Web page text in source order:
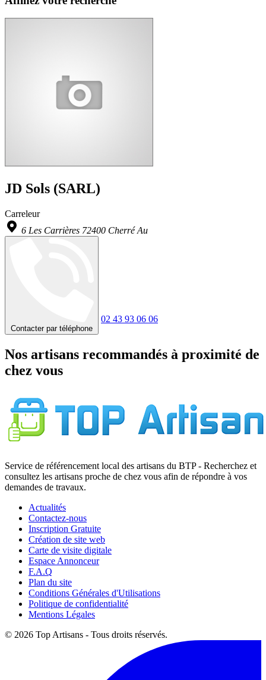
JD Sols (SARL)
Carreleur
6 Les Carrières 72400 Cherré Au
Contacter par téléphone
02 43 93 06 06
Nos artisans recommandés à proximité de
chez vous
Service de référencement local des artisans du BTP - Recherchez et
consultez les artisans proche de chez vous afin de répondre à vos
demandes de travaux.
Actualités
Contactez-nous
Inscription Gratuite
Création de site web
Carte de visite digitale
Espace Annonceur
F.A.Q
Plan du site
Conditions Générales d'Utilisations
Politique de confidentialité
Mentions Légales
© 2026 Top Artisans - Tous droits réservés.